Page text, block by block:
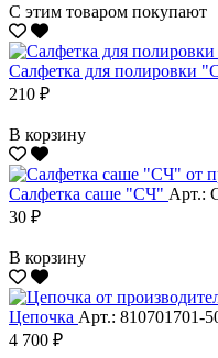
С этим товаром покупают
Салфетка для полировки
210 ₽
В корзину
Салфетка саше "CЧ" Арт.:
30 ₽
В корзину
Цепочка Арт.: 810701701-
4 700 ₽